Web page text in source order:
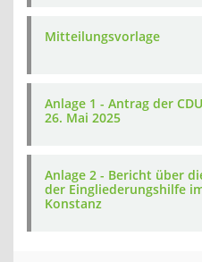
Mitteilungsvorlage
Anlage 1 - Antrag der
26. Mai 2025
Anlage 2 - Bericht über
der Eingliederungshilfe
Konstanz